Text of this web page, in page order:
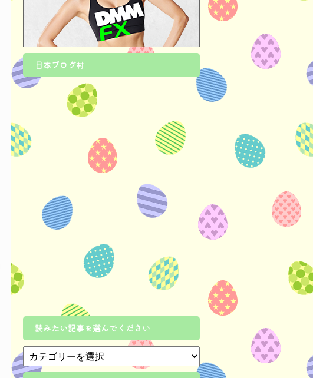
日本ブログ村
読みたい記事を選んでください